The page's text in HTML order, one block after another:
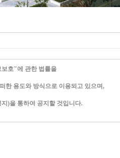
보호"에 관한 법률을
한 용도와 방식으로 이용되고 있으며,
)을 통하여 공지할 것입니다.